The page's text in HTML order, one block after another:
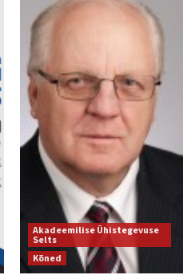
Akadeemilise Ühistegevuse
Selts
Kõned